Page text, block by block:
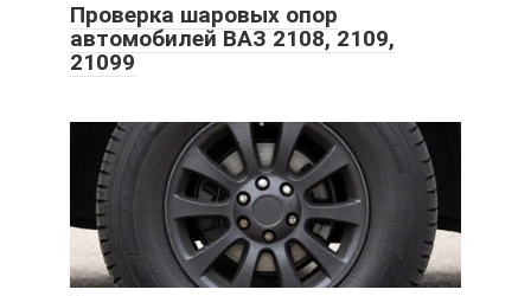
Проверка шаровых опор
автомобилей ВАЗ 2108, 2109,
21099